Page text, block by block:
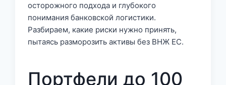
осторожного подхода и глубокого
понимания банковской логистики.
Разбираем, какие риски нужно принять,
пытаясь разморозить активы без ВНЖ ЕС.
Портфели до 100